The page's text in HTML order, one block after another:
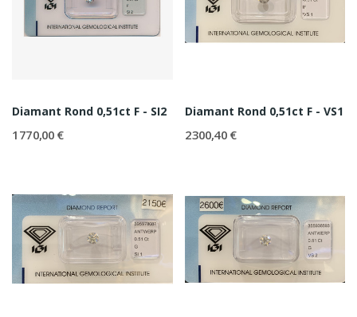
Diamant Rond 0,51ct F - SI2
1 770,00 €
Diamant Rond 0,51ct F - VS1
2 300,40 €